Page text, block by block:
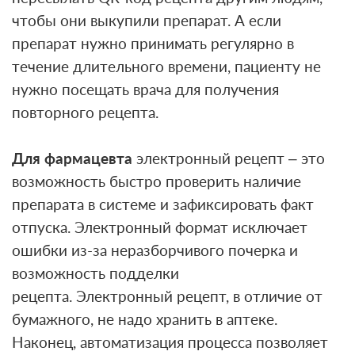
чтобы они выкупили препарат. А если
препарат нужно принимать регулярно в
течение длительного времени, пациенту не
нужно посещать врача для получения
повторного рецепта.
Для фармацевта электронный рецепт – это
возможность быстро проверить наличие
препарата в системе и зафиксировать факт
отпуска. Электронный формат исключает
ошибки из-за неразборчивого почерка и
возможность подделки
рецепта. Электронный рецепт, в отличие от
бумажного, не надо хранить в аптеке.
Наконец, автоматизация процесса позволяет